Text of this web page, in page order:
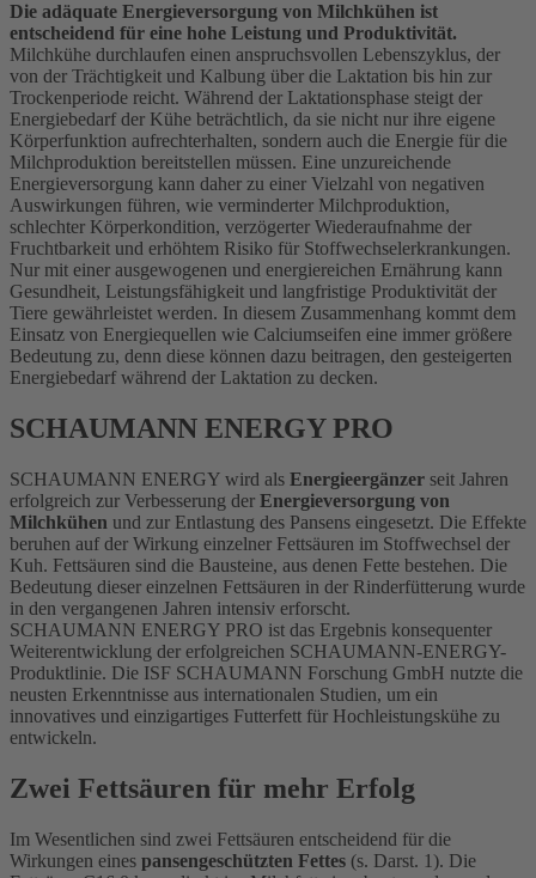
Die adäquate Energieversorgung von Milchkühen ist
entscheidend für eine hohe Leistung und Produktivität.
Milchkühe durchlaufen einen anspruchsvollen Lebenszyklus, der
von der Trächtigkeit und Kalbung über die Laktation bis hin zur
Trockenperiode reicht. Während der Laktationsphase steigt der
Energiebedarf der Kühe beträchtlich, da sie nicht nur ihre eigene
Körperfunktion aufrechterhalten, sondern auch die Energie für die
Milchproduktion bereitstellen müssen. Eine unzureichende
Energieversorgung kann daher zu einer Vielzahl von negativen
Auswirkungen führen, wie verminderter Milchproduktion,
schlechter Körperkondition, verzögerter Wiederaufnahme der
Fruchtbarkeit und erhöhtem Risiko für Stoffwechselerkrankungen.
Nur mit einer ausgewogenen und energiereichen Ernährung kann
Gesundheit, Leistungsfähigkeit und langfristige Produktivität der
Tiere gewährleistet werden. In diesem Zusammenhang kommt dem
Einsatz von Energiequellen wie Calciumseifen eine immer größere
Bedeutung zu, denn diese können dazu beitragen, den gesteigerten
Energiebedarf während der Laktation zu decken.
SCHAUMANN ENERGY PRO
SCHAUMANN ENERGY wird als Energieergänzer seit Jahren
erfolgreich zur Verbesserung der Energieversorgung von
Milchkühen und zur Entlastung des Pansens eingesetzt. Die Effekte
beruhen auf der Wirkung einzelner Fettsäuren im Stoffwechsel der
Kuh. Fettsäuren sind die Bausteine, aus denen Fette bestehen. Die
Bedeutung dieser einzelnen Fettsäuren in der Rinderfütterung wurde
in den vergangenen Jahren intensiv erforscht.
SCHAUMANN ENERGY PRO ist das Ergebnis konsequenter
Weiterentwicklung der erfolgreichen SCHAUMANN-ENERGY-
Produktlinie. Die ISF SCHAUMANN Forschung GmbH nutzte die
neusten Erkenntnisse aus internationalen Studien, um ein
innovatives und einzigartiges Futterfett für Hochleistungskühe zu
entwickeln.
Zwei Fettsäuren für mehr Erfolg
Im Wesentlichen sind zwei Fettsäuren entscheidend für die
Wirkungen eines pansengeschützten Fettes (s. Darst. 1). Die